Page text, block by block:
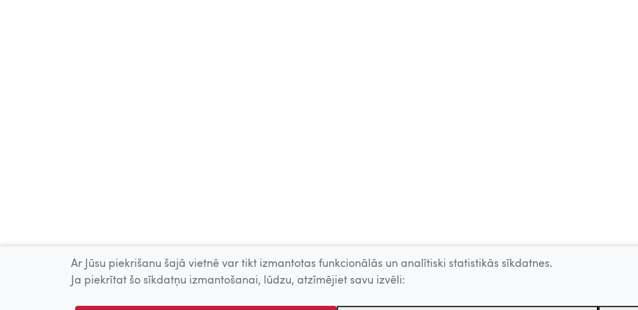
Ar Jūsu piekrišanu šajā vietnē var tikt izmantotas funkcionālās un analītiski statistikās sīkdatnes.
Ja piekrītat šo sīkdatņu izmantošanai, lūdzu, atzīmējiet savu izvēli: